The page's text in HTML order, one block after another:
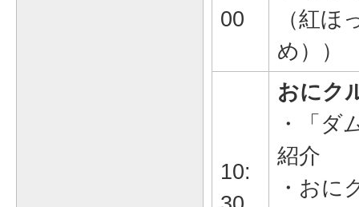
00
（紅ほ
め））
10:
おにク
・「ダ
紹介
・おに